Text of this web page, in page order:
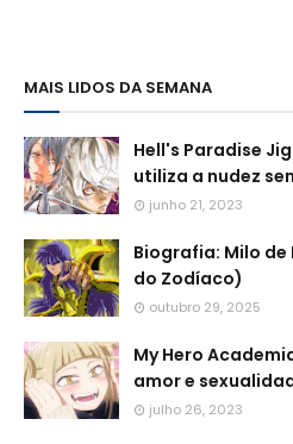
MAIS LIDOS DA SEMANA
Hell's Paradise
utiliza a nudez
junho 21, 2023
Biografia: Milo
do Zodíaco)
outubro 29, 2025
My Hero
amor e
julho 26, 2023